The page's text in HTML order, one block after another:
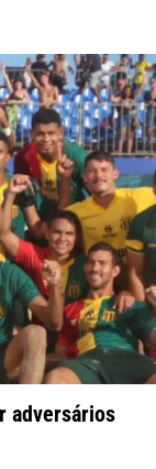
adversários